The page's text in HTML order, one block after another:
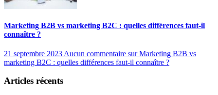
Marketing B2B vs marketing B2C : quelles différences faut-il
connaître ?
21 septembre 2023 Aucun commentaire sur Marketing B2B vs
marketing B2C : quelles différences faut-il connaître ?
Articles récents